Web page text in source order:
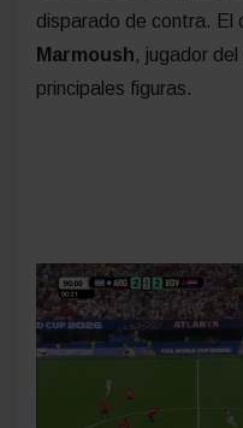
disparado de contra. El
Marmoush, jugador
principales figuras.